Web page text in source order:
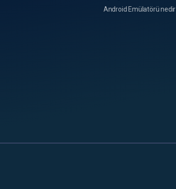
Android Emülatörü nedir